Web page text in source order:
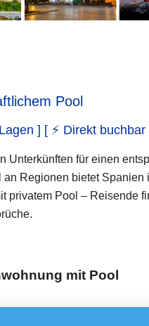
Pool
] [ ⚡ Direkt buchbar
Unterkünften für einen
Regionen bietet Spanien
Pool – Reisende
mit Pool